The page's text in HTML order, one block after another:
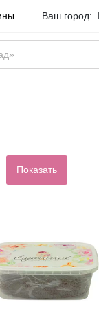
Ваш город: